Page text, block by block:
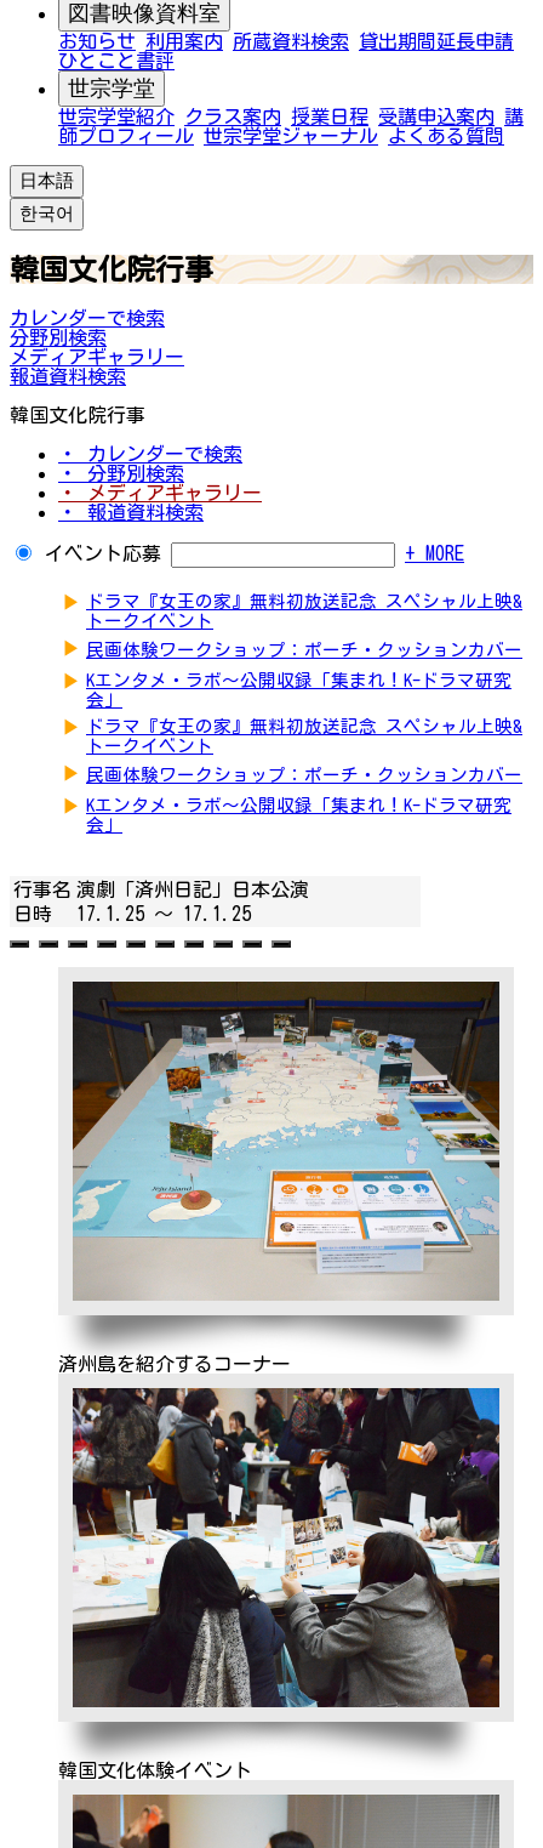
図書映像資料室
お知らせ 利用案内 所蔵資料検索
貸出期間延長申請
ひとこと書評
世宗学堂
世宗学堂紹介 クラス案内 授業日程 受講申込案内 講
師プロフィール 世宗学堂ジャーナル よくある質問
日本語
한국어
韓国文化院行事
カレンダーで検索
分野別検索
メディアギャラリー
報道資料検索
韓国文化院行事
・ カレンダーで検索
・ 分野別検索
・ メディアギャラリー
・ 報道資料検索
イベント応募 + MORE
▶
ドラマ『女王の家』無料初放送記念 スペシャル上映&
トークイベント
▶ 民画体験ワークショップ：ポーチ・クッションカバー
▶ Kエンタメ・ラボ～公開収録「集まれ！K-ドラマ研究
会」
▶
ドラマ『女王の家』無料初放送記念 スペシャル上映&
トークイベント
▶ 民画体験ワークショップ：ポーチ・クッションカバー
▶ Kエンタメ・ラボ～公開収録「集まれ！K-ドラマ研究
会」
行事名 演劇「済州日記」日本公演
日時
17.1.25 ～ 17.1.25
済州島を紹介するコーナー
韓国文化体験イベント